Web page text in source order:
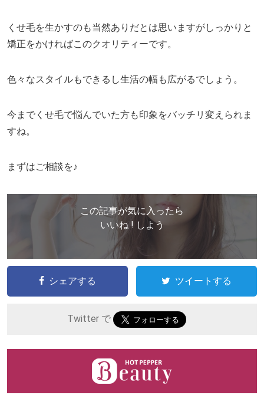
くせ毛を生かすのも当然ありだとは思いますがしっかりと
矯正をかければこのクオリティーです。
色々なスタイルもできるし生活の幅も広がるでしょう。
今までくせ毛で悩んでいた方も印象をバッチリ変えられま
すね。
まずはご相談を♪
この記事が気に入ったら
いいね ! しよう
シェアする ツイートする
Twitter で